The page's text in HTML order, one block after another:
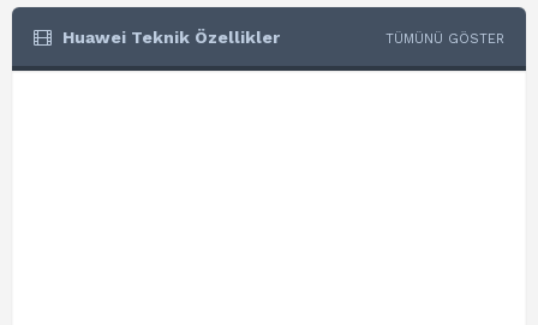
Huawei Teknik Özellikler TÜMÜNÜ GÖSTER